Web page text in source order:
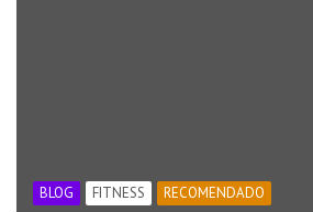
BLOG FITNESS RECOMENDADO